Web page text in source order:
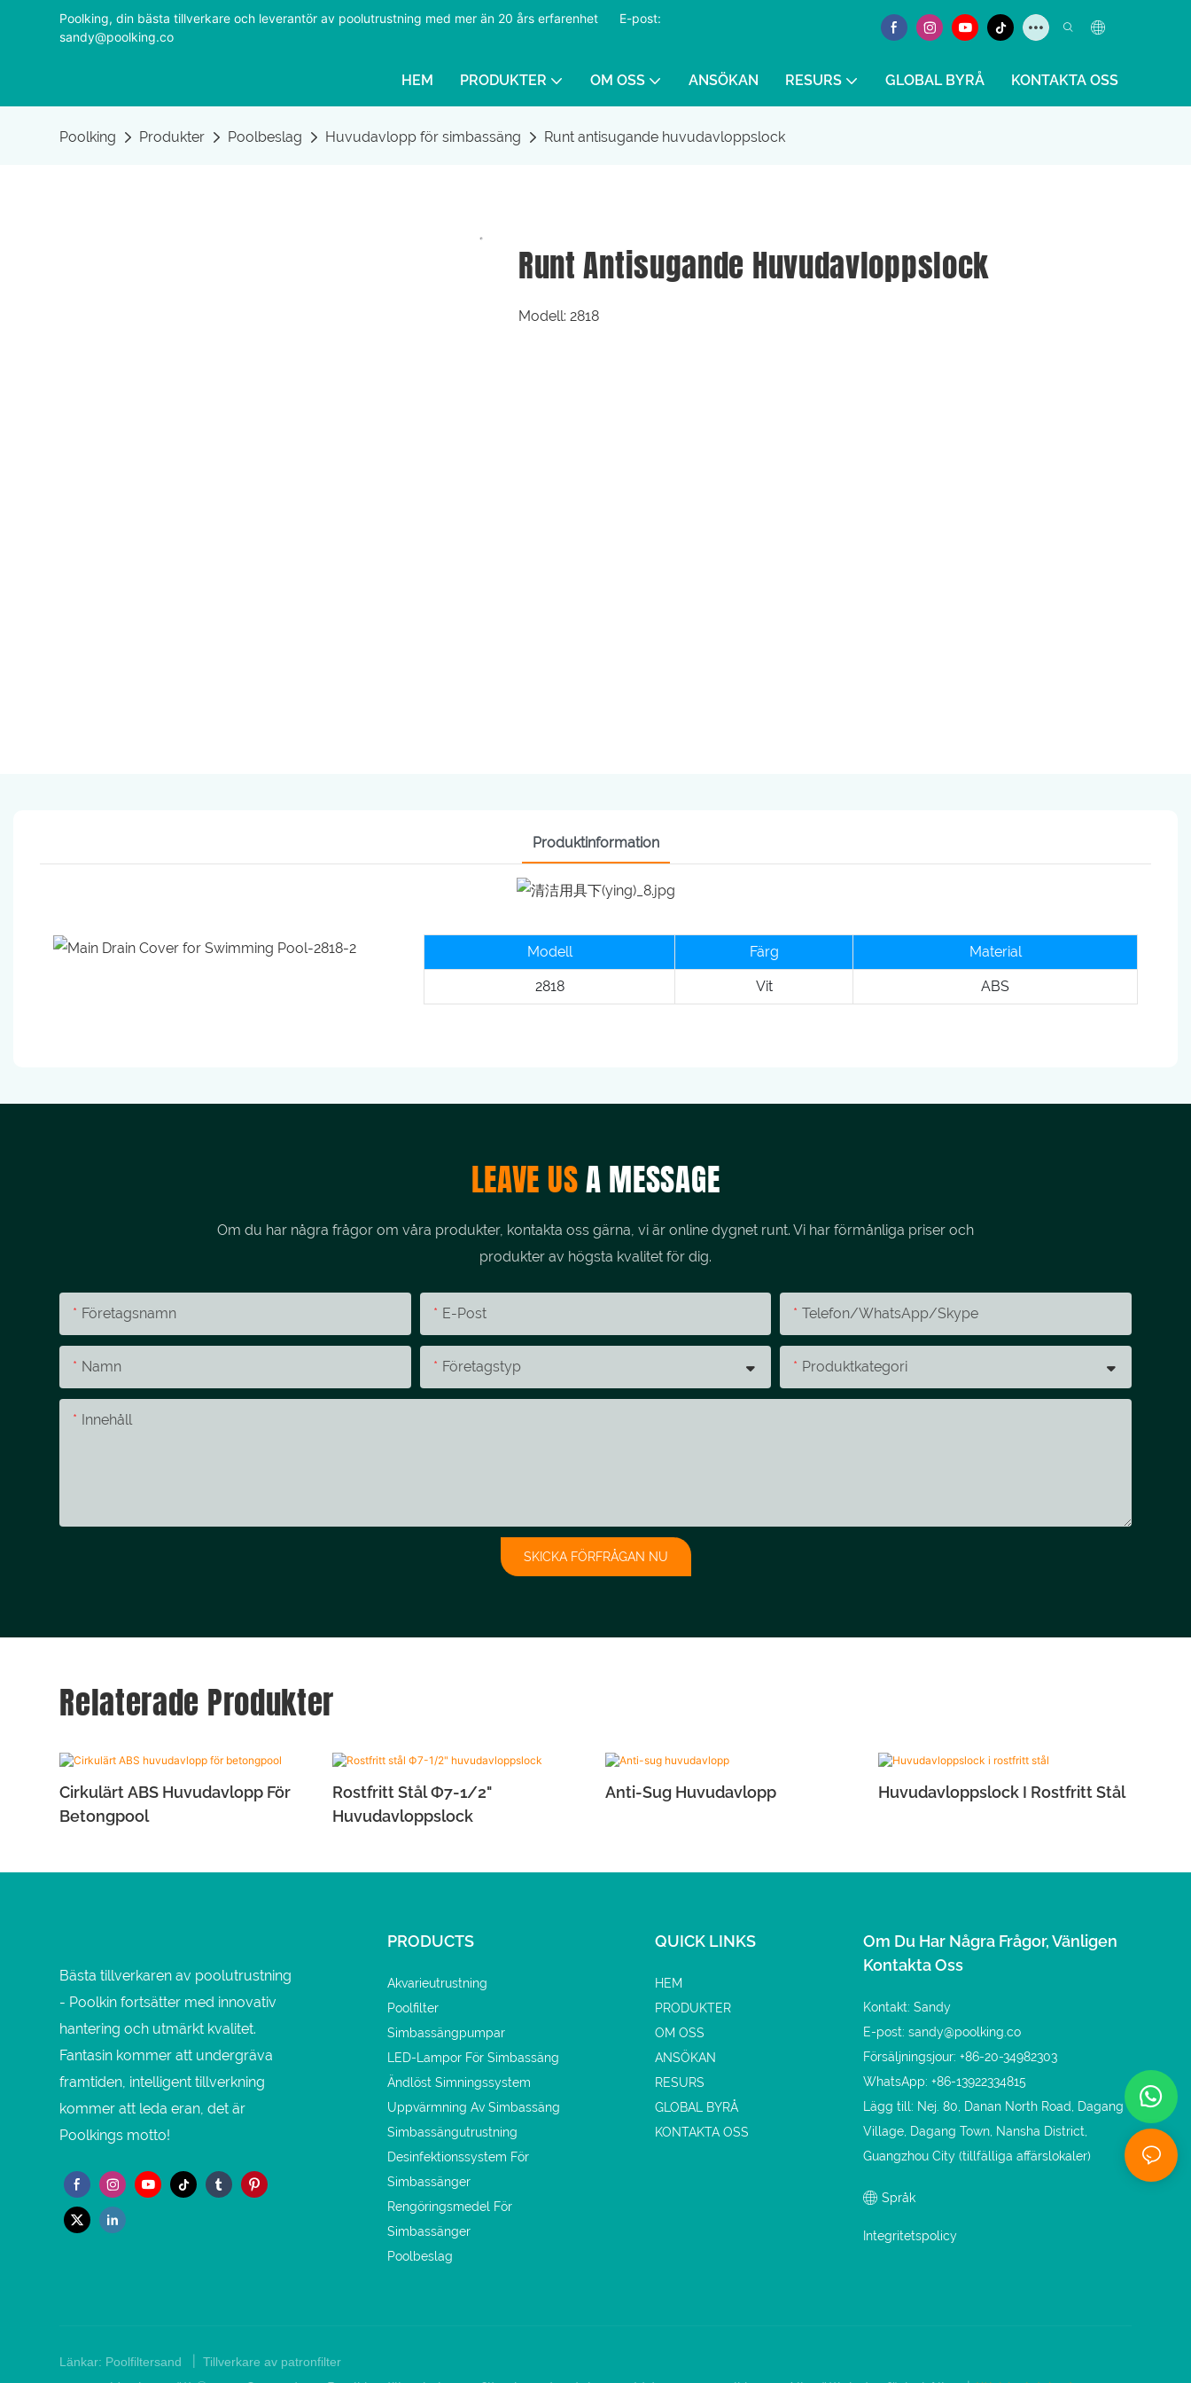
Poolking, din bästa tillverkare och leverantör av poolutrustning med mer än 20 års erfarenhet
E-post:
sandy@poolking.co
HEM PRODUKTER OM OSS ANSÖKAN RESURS GLOBAL BYRÅ KONTAKTA OSS
Poolking Produkter Poolbeslag Huvudavlopp för simbassäng Runt antisugande huvudavloppslock
Runt Antisugande Huvudavloppslock
Modell: 2818
Produktinformation
Modell Färg Material
2818 Vit ABS
LEAVE USA MESSAGE
Om du har några frågor om våra produkter, kontakta oss gärna, vi är online dygnet runt. Vi har förmånliga priser och
produkter av högsta kvalitet för dig.
Företagsnamn E-Post Telefon/whatsApp/skype
Namn Företagstyp Produktkategori
Innehåll
SKICKA FÖRFRÅGAN NU
Relaterade Produkter
Cirkulärt ABS Huvudavlopp För
Betongpool
Rostfritt Stål Ф7-1/2"
Huvudavloppslock
Anti-Sug Huvudavlopp Huvudavloppslock I Rostfritt Stål
Bästa tillverkaren av poolutrustning
- Poolkin fortsätter med innovativ
hantering och utmärkt kvalitet.
Fantasin kommer att undergräva
framtiden, intelligent tillverkning
kommer att leda eran, det är
Poolkings motto!
PRODUCTS
Akvarieutrustning
Poolfilter
Simbassängpumpar
LED-Lampor För Simbassäng
Ändlöst Simningssystem
Uppvärmning Av Simbassäng
Simbassängutrustning
Desinfektionssystem För
Simbassänger
Rengöringsmedel För
Simbassänger
Poolbeslag
QUICK LINKS
HEM
PRODUKTER
OM OSS
ANSÖKAN
RESURS
GLOBAL BYRÅ
KONTAKTA OSS
Om Du Har Några Frågor, Vänligen
Kontakta Oss
Kontakt: Sandy
E-post:sandy@poolking.co
Försäljningsjour: +86-20-34982303
WhatsApp: +86-13922334815
Lägg till: Nej. 80, Danan North Road, Dagang
Village, Dagang Town, Nansha District,
Guangzhou City (tillfälliga affärslokaler)
Språk
Integritetspolicy
Länkar: Poolfiltersand Tillverkare av patronfilter